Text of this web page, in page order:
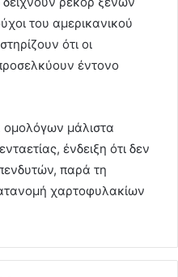
του αμερικανικού
ότι οι
έντονο
μάλιστα
ένδειξη ότι δεν
παρά τη
χαρτοφυλακίων